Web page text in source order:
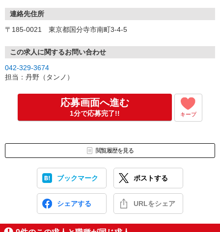
連絡先住所
〒185-0021 東京都国分寺市南町3-4-5
この求人に関するお問い合わせ
042-329-3674
担当：丹野（タンノ）
応募画面へ進む
1分で応募完了!! キープ
閲覧履歴を見る
ブックマーク ポストする
シェアする URLをシェア